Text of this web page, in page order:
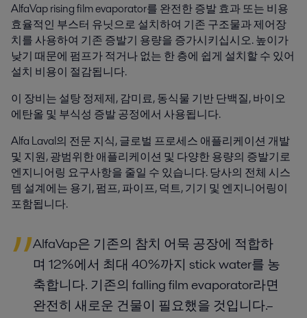
AlfaVap rising film evaporator를 완전한 증발 효과 또는 비용
효율적인 부스터 유닛으로 설치하여 기존 구조물과 제어장
치를 사용하여 기존 증발기 용량을 증가시키십시오. 높이가
낮기 때문에 펌프가 적거나 없는 한 층에 쉽게 설치할 수 있어
설치 비용이 절감됩니다.
이 장비는 설탕 정제제, 감미료, 동식물 기반 단백질, 바이오
에탄올 및 부식성 증발 공정에서 사용됩니다.
Alfa Laval의 전문 지식, 글로벌 프로세스 애플리케이션 개발
및 지원, 광범위한 애플리케이션 및 다양한 용량의 증발기로
엔지니어링 요구사항을 줄일 수 있습니다. 당사의 전체 시스
템 설계에는 용기, 펌프, 파이프, 덕트, 기기 및 엔지니어링이
포함됩니다.
AlfaVap은 기존의 참치 어묵 공장에 적합하
며 12%에서 최대 40%까지 stick water를 농
축합니다. 기존의 falling film evaporator라면
완전히 새로운 건물이 필요했을 것입니다.–